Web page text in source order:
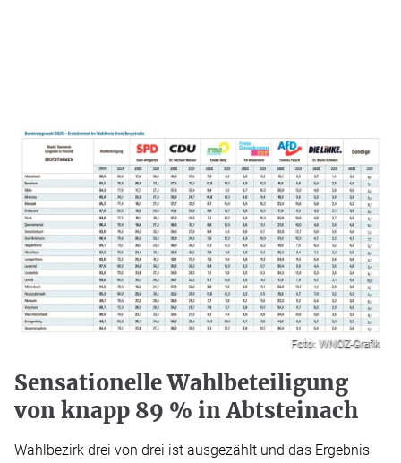
Foto: WNOZ-Grafik
Sensationelle Wahlbeteiligung
von knapp 89 % in Abtsteinach
Wahlbezirk drei von drei ist ausgezählt und das Ergebnis